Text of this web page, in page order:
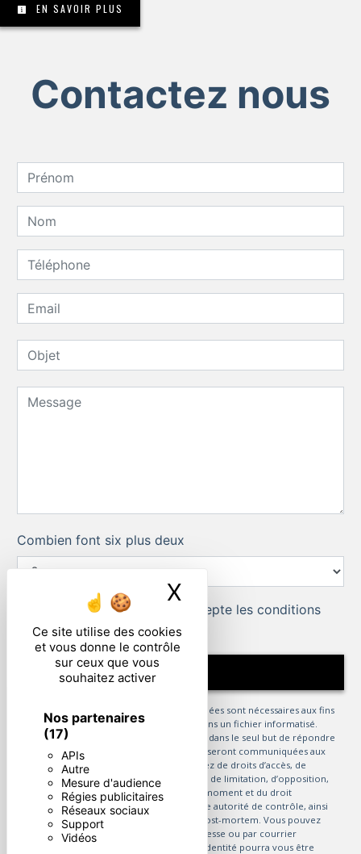
Ce site utilise des cookies
et vous donne le contrôle
sur ceux que vous
souhaitez activer
Nos partenaires
(17)
APIs
Autre
Mesure d'audience
Régies publicitaires
Réseaux sociaux
Support
Vidéos
X Masquer le
EN SAVOIR PLUS
Contactez nous
Combien font six plus deux
En cochant cette case, j'accepte les conditions
particulières ci-dessous **
** Les données personnelles communiquées sont nécessaires aux fins
de vous contacter et sont enregistrées dans un fichier informatisé.
Elles sont destinées à et ses sous-traitants dans le seul but de répondre
à votre message. Les données collectées seront communiquées aux
seuls destinataires suivants: . Vous disposez de droits d’accès, de
rectification, d’effacement, de portabilité, de limitation, d’opposition,
de retrait de votre consentement à tout moment et du droit
d’introduire une réclamation auprès d’une autorité de contrôle, ainsi
que d’organiser le sort de vos données post-mortem. Vous pouvez
exercer ces droits par voie postale à l'adresse ou par courrier
électronique à l'adresse . Un justificatif d'identité pourra vous être